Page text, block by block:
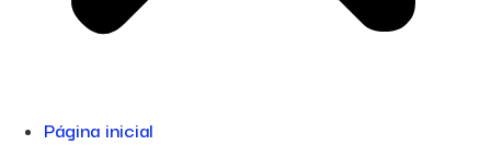
Página inicial